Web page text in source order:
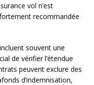
vol n’est
recommandée
souvent une
de vérifier l’étendue
peuvent exclure des
d’indemnisation,